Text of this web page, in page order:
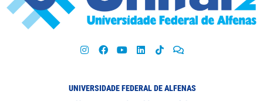
Legislação
UNIVERSIDADE FEDERAL DE ALFENAS